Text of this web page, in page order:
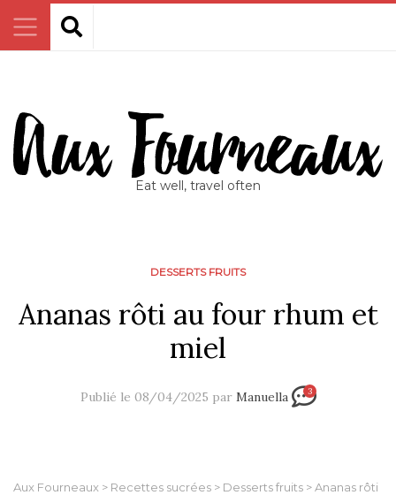
Eat well, travel often
DESSERTS FRUITS
Ananas rôti au four rhum et
miel
Publié le 08/04/2025 par Manuella 3
Aux Fourneaux > Recettes sucrées > Desserts fruits >Ananas rôti